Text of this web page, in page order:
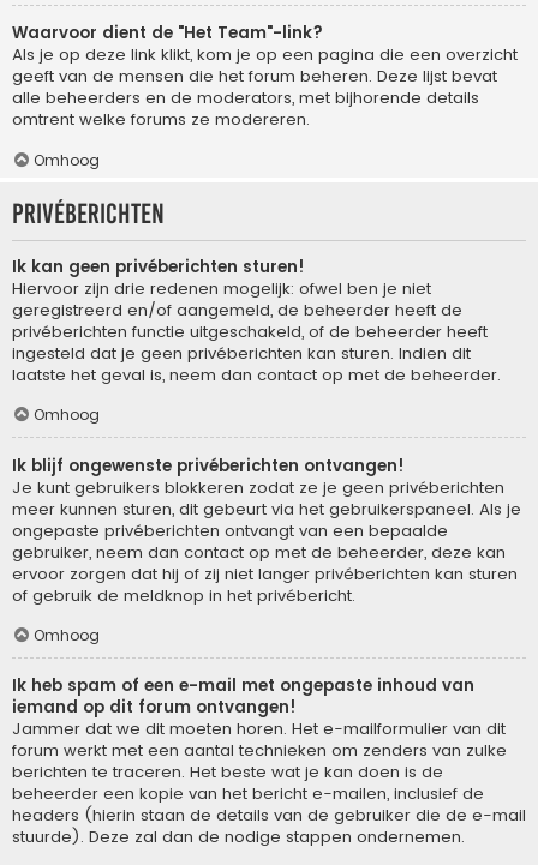
Waarvoor dient de "Het Team"-link?
Als je op deze link klikt, kom je op een pagina die een overzicht
geeft van de mensen die het forum beheren. Deze lijst bevat
alle beheerders en de moderators, met bijhorende details
omtrent welke forums ze modereren.
Omhoog
Privéberichten
Ik kan geen privéberichten sturen!
Hiervoor zijn drie redenen mogelijk: ofwel ben je niet
geregistreerd en/of aangemeld, de beheerder heeft de
privéberichten functie uitgeschakeld, of de beheerder heeft
ingesteld dat je geen privéberichten kan sturen. Indien dit
laatste het geval is, neem dan contact op met de beheerder.
Omhoog
Ik blijf ongewenste privéberichten ontvangen!
Je kunt gebruikers blokkeren zodat ze je geen privéberichten
meer kunnen sturen, dit gebeurt via het gebruikerspaneel. Als je
ongepaste privéberichten ontvangt van een bepaalde
gebruiker, neem dan contact op met de beheerder, deze kan
ervoor zorgen dat hij of zij niet langer privéberichten kan sturen
of gebruik de meldknop in het privébericht.
Omhoog
Ik heb spam of een e-mail met ongepaste inhoud van
iemand op dit forum ontvangen!
Jammer dat we dit moeten horen. Het e-mailformulier van dit
forum werkt met een aantal technieken om zenders van zulke
berichten te traceren. Het beste wat je kan doen is de
beheerder een kopie van het bericht e-mailen, inclusief de
headers (hierin staan de details van de gebruiker die de e-mail
stuurde). Deze zal dan de nodige stappen ondernemen.